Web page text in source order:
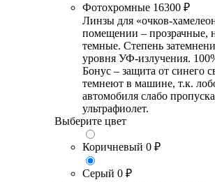
Фотохромные 16300 ₽
Линзы для «очков-
помещении – прозрачные,
темные. Степень
уровня УФ-излучения.
Бонус – защита от синего
темнеют в машине, т.к.
автомобиля слабо
ультрафиолет.
Выберите цвет
Коричневый 0 ₽
Серый 0 ₽